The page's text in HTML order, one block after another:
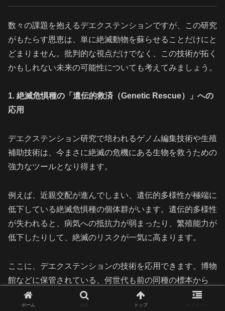
数々の課題を抱えるデエクステンションですが、この研究
がもたらす恩恵は、単に絶滅動物を蘇らせることだけにと
どまりません。批判的な視点だけでなく、この技術が拓く
かもしれない未来の可能性についても考えてみましょう。
1. 絶滅危惧種の「遺伝的救済（Genetic Rescue）」への
応用
デエクステンション研究で培われるゲノム編集技術や生殖
補助技術は、今まさに絶滅の危機にある生物を救うための
強力なツールとなり得ます。
例えば、近親交配が進んでしまい、遺伝的多様性が極端に
低下している絶滅危惧種の個体群がいます。遺伝的多様性
が失われると、病気への抵抗力が弱まったり、繁殖能力が
低下したりして、絶滅のリスクが一気に高まります。
ここに、デエクステンションの技術を応用できます。博物
館などに保管されている、何世代も前の同種の標本から
DNAを抽出し、失われてしまった遺伝子情報を特定しま
す。そして、その遺伝子をゲノム編集で現在の個体群に導
ホーム トップ